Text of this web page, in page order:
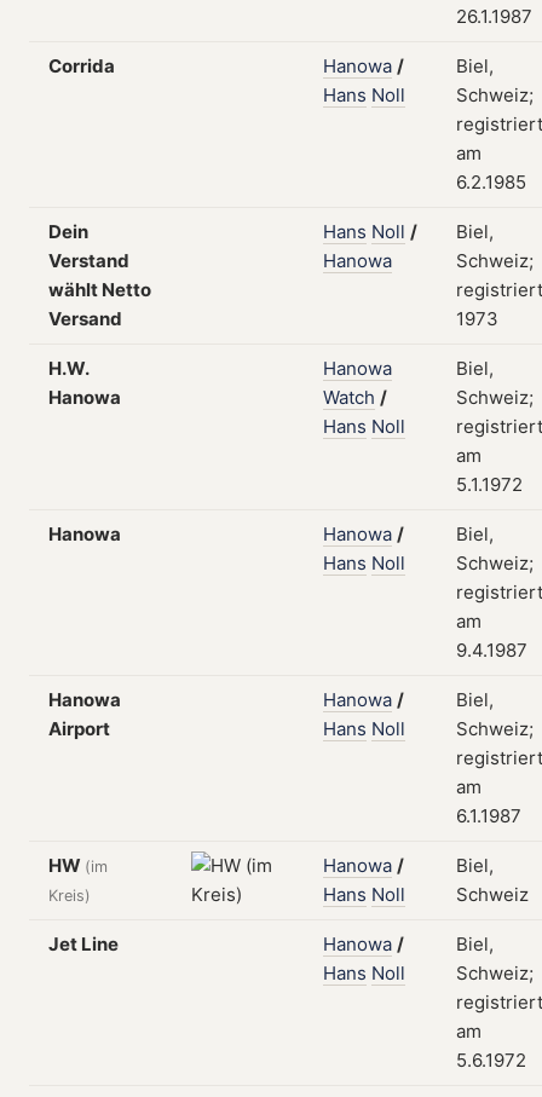
26.1.1987
Corrida Hanowa /
Hans Noll
Biel,
Schweiz;
registriert
am
6.2.1985
Dein
Verstand
wählt Netto
Versand
Hans Noll /
Hanowa
Biel,
Schweiz;
registriert
1973
H.W.
Hanowa
Hanowa
Watch /
Hans Noll
Biel,
Schweiz;
registriert
am
5.1.1972
Hanowa Hanowa /
Hans Noll
Biel,
Schweiz;
registriert
am
9.4.1987
Hanowa
Airport
Hanowa /
Hans Noll
Biel,
Schweiz;
registriert
am
6.1.1987
HW (im
Kreis)
Hanowa /
Hans Noll
Biel,
Schweiz
Jet Line Hanowa /
Hans Noll
Biel,
Schweiz;
registriert
am
5.6.1972